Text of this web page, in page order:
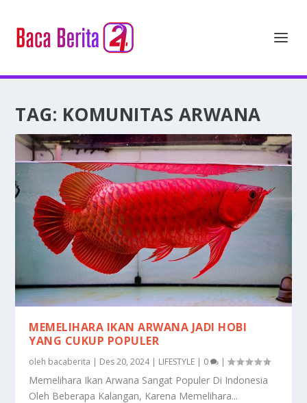
TAG: KOMUNITAS ARWANA
MEMELIHARA IKAN ARWANA JADI HOBI
YANG CUKUP POPULER
oleh bacaberita | Des 20, 2024| LIFESTYLE | 0 |
Memelihara Ikan Arwana Sangat Populer Di Indonesia
Oleh Beberapa Kalangan, Karena Memelihara...